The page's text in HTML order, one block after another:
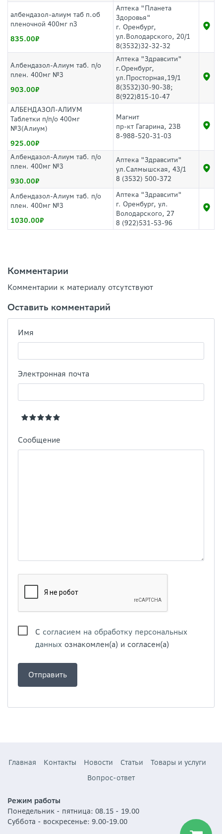
албендазол-алиум таб п.об
пленочной 400мг n3
835.00
Аптека "Планета
Здоровья"
г. Оренбург,
ул.Володарского, 20/1
8(3532)32-32-32
Албендазол-Алиум таб. п/о
плен. 400мг №3
903.00
Аптека "Здравсити"
г.Оренбург,
ул.Просторная,19/1
8(3532)30-90-38;
8(922)815-10-47
АЛБЕНДАЗОЛ-АЛИУМ
Таблетки п/п/о 400мг
№3(Алиум)
925.00
Магнит
пр-кт Гагарина, 23В
8-988-520-31-03
Албендазол-Алиум таб. п/о
плен. 400мг №3
930.00
Аптека "Здравсити"
ул.Салмышская, 43/1
8 (3532) 500-372
Албендазол-Алиум таб. п/о
плен. 400мг №3
1030.00
Аптека "Здравсити"
г. Оренбург, ул.
Володарского, 27
8 (922)531-53-96
Комментарии
Комментарии к материалу отсутствуют
Оставить комментарий
Имя
Электронная почта
Сообщение
С согласием на обработку персональных
данных ознакомлен(а) и согласен(а)
Главная Контакты Новости Статьи
Товары и услуги
Вопрос-ответ
Режим работы
Понедельник - пятница: 08.15 - 19.00
Суббота - воскресенье: 9.00-19.00